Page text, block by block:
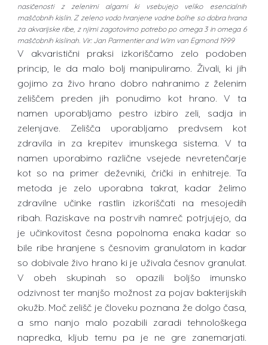
nasičenosti z zelenimi algami ki vsebujejo veliko esencialnih
maščobnih kislin. Z zeleno vodo hranjene vodne bolhe so dobra hrana
za akvarijske ribe, z njimi zagotovimo potrebo po omega 3 in omega 6
maščobnih kislinah. Vir: Jan Parmentier and Wim van Egmond 1999
V akvaristični praksi izkoriščamo zelo podoben
princip, le da malo bolj manipuliramo. Živali, ki jih
gojimo za živo hrano dobro nahranimo z želenim
zeliščem preden jih ponudimo kot hrano. V ta
namen uporabljamo pestro izbiro zeli, sadja in
zelenjave. Zelišča uporabljamo predvsem kot
zdravila in za krepitev imunskega sistema. V ta
namen uporabimo različne vsejede nevretenčarje
kot so na primer deževniki, črički in enhitreje. Ta
metoda je zelo uporabna takrat, kadar želimo
zdravilne učinke rastlin izkoriščati na mesojedih
ribah. Raziskave na postrvih namreč potrjujejo, da
je učinkovitost česna popolnoma enaka kadar so
bile ribe hranjene s česnovim granulatom in kadar
so dobivale živo hrano ki je uživala česnov granulat.
V obeh skupinah so opazili boljšo imunsko
odzivnost ter manjšo možnost za pojav bakterijskih
okužb. Moč zelišč je človeku poznana že dolgo časa,
a smo nanjo malo pozabili zaradi tehnološkega
napredka, kljub temu pa je ne gre zanemarjati.